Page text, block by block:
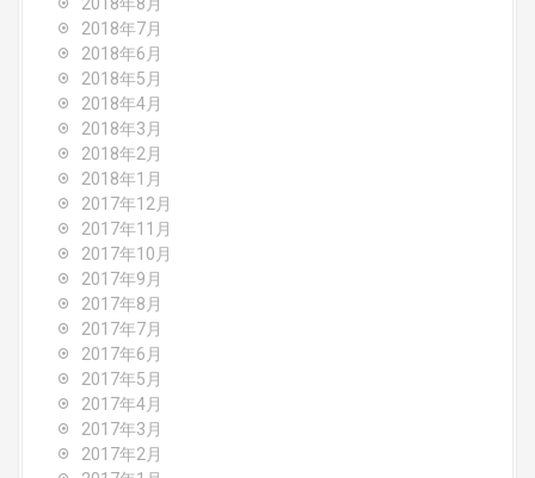
2018年7月
2018年6月
2018年5月
2018年4月
2018年3月
2018年2月
2018年1月
2017年12月
2017年11月
2017年10月
2017年9月
2017年8月
2017年7月
2017年6月
2017年5月
2017年4月
2017年3月
2017年2月